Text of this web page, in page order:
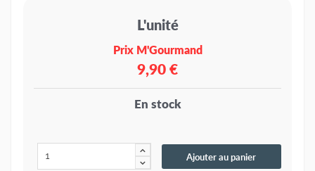
L'unité
Prix M'Gourmand
9,90 €
En stock
Ajouter au panier